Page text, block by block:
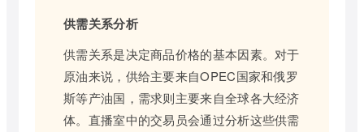
供需关系分析
供需关系是决定商品价格的基本因素。对于
原油来说，供给主要来自OPEC国家和俄罗
斯等产油国，需求则主要来自全球各大经济
体。直播室中的交易员会通过分析这些供需